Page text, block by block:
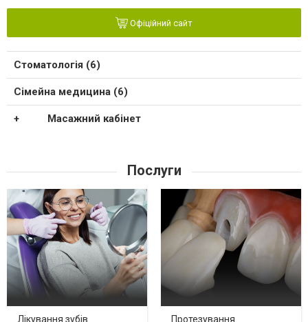
Офіційний сайт
Стоматологія (6)
Сімейна медицина (6)
Масажний кабінет
Послуги
Лікування зубів Протезування